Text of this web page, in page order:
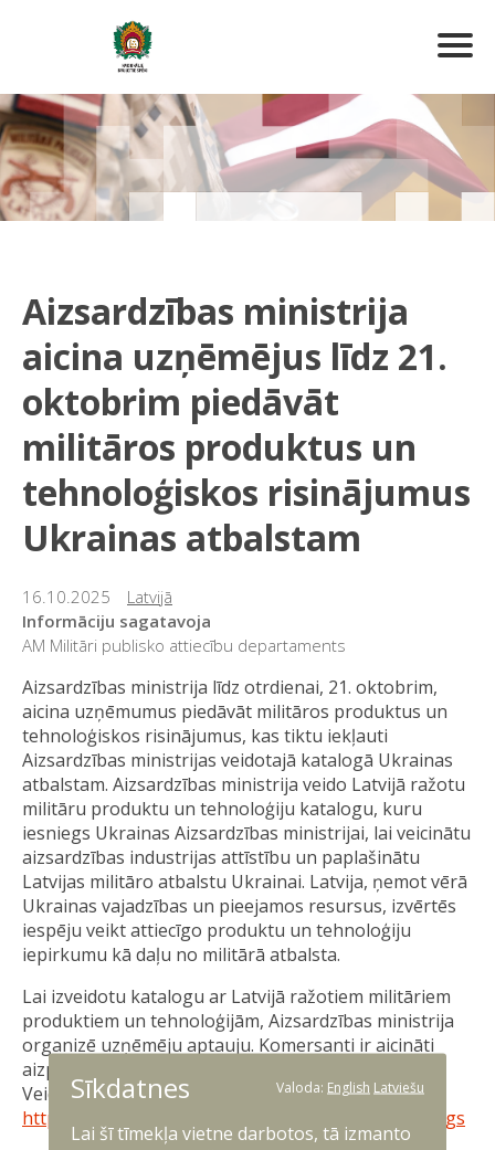
Aizsardzības ministrija
aicina uzņēmējus līdz 21.
oktobrim piedāvāt
militāros produktus un
tehnoloģiskos risinājumus
Ukrainas atbalstam
16.10.2025
Latvijā
Informāciju sagatavoja
AM Militāri publisko attiecību departaments
Aizsardzības ministrija līdz otrdienai, 21. oktobrim,
aicina uzņēmumus piedāvāt militāros produktus un
tehnoloģiskos risinājumus, kas tiktu iekļauti
Aizsardzības ministrijas veidotajā katalogā Ukrainas
atbalstam. Aizsardzības ministrija veido Latvijā ražotu
militāru produktu un tehnoloģiju katalogu, kuru
iesniegs Ukrainas Aizsardzības ministrijai, lai veicinātu
aizsardzības industrijas attīstību un paplašinātu
Latvijas militāro atbalstu Ukrainai. Latvija, ņemot vērā
Ukrainas vajadzības un pieejamos resursus, izvērtēs
iespēju veikt attiecīgo produktu un tehnoloģiju
iepirkumu kā daļu no militārā atbalsta.
Lai izveidotu katalogu ar Latvijā ražotiem militāriem
produktiem un tehnoloģijām, Aizsardzības ministrija
organizē uzņēmēju aptauju. Komersanti ir aicināti
aizpildīt aptaujas veidlapu latviešu vai angļu valodā.
Veidlapa pieejama šeit:
https://www.mod.gov.lv/lv/ukrainas-atbalsta-katalogs
Sīkdatnes Valoda: English Latviešu
Lai šī tīmekļa vietne darbotos, tā izmanto